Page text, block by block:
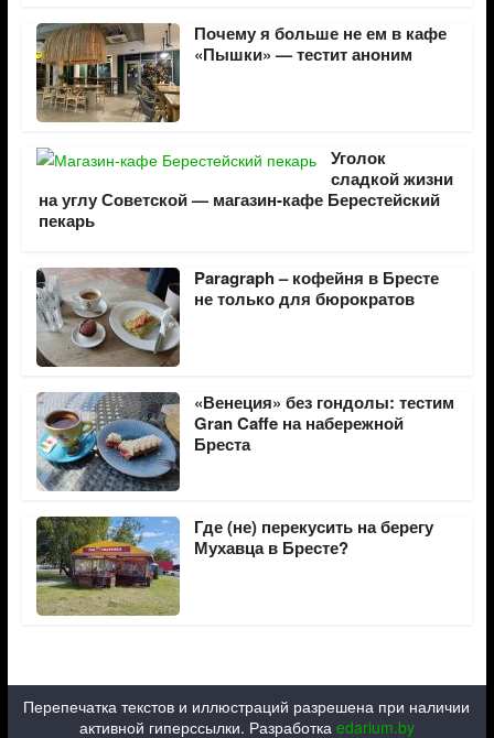
Почему я больше не ем в кафе
«Пышки» — тестит аноним
Уголок
сладкой жизни
на углу Советской — магазин-кафе Берестейский
пекарь
Paragraph – кофейня в Бресте
не только для бюрократов
«Венеция» без гондолы: тестим
Gran Caffe на набережной
Бреста
Где (не) перекусить на берегу
Мухавца в Бресте?
Перепечатка текстов и иллюстраций разрешена при наличии
активной гиперссылки. Разработка edarium.by